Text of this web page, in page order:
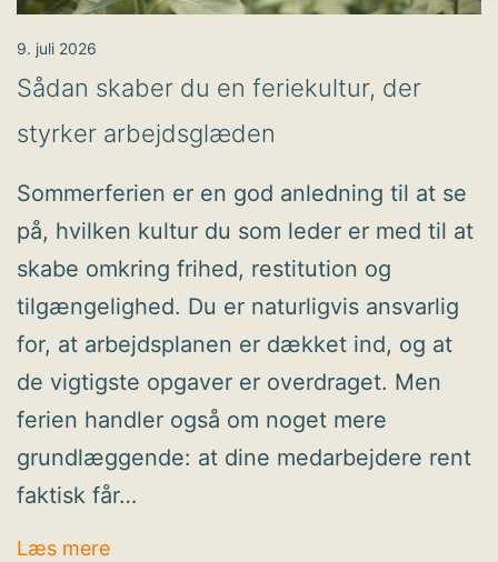
Sådan skaber du en feriekultur, der
styrker arbejdsglæden
9. juli 2026
Sommerferien er en god anledning til at se
på, hvilken kultur du som leder er med til at
skabe omkring frihed, restitution og
tilgængelighed. Du er naturligvis ansvarlig
for, at arbejdsplanen er dækket ind, og at
de vigtigste opgaver er overdraget. Men
ferien handler også om noget mere
grundlæggende: at dine medarbejdere rent
faktisk får…
Læs mereSådan skaber du en feriekultur, der